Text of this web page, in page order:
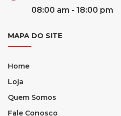
08:00 am - 18:00 pm
MAPA DO SITE
Home
Loja
Quem Somos
Fale Conosco